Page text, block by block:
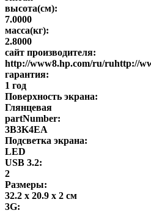
высота(см):
7.0000
масса(кг):
2.8000
сайт производителя:
http://www8.hp.com/ru/ruhttp://
гарантия:
1 год
Поверхность экрана:
Глянцевая
partNumber:
3B3K4EA
Подсветка экрана:
LED
USB 3.2:
2
Размеры:
32.2 x 20.9 x 2 см
3G: